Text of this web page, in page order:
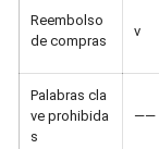
Reembolso
de compras
v
Palabras cla
ve prohibida
s
——